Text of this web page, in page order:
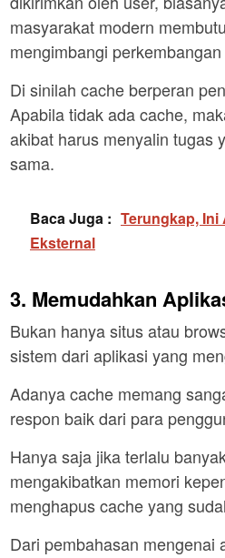
masyarakat modern
mengimbangi
Di sinilah cache berperan
Apabila tidak ada cache,
akibat harus menyalin tugas
sama.
Baca Juga : Terungkap, Ini
Eksternal
3. Memudahkan
Bukan hanya situs atau
sistem dari aplikasi yang
Adanya cache memang
respon baik dari para
Hanya saja jika terlalu
mengakibatkan memori
menghapus cache yang
Dari pembahasan mengenai